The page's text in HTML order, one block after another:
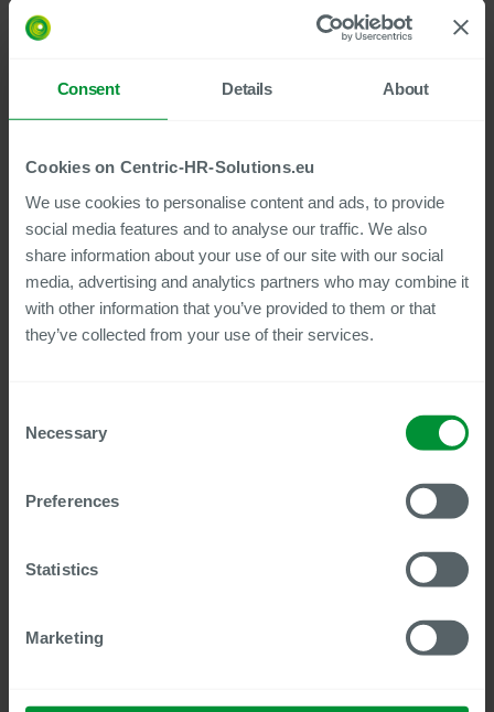
Consent Details About
Cookies on Centric-HR-Solutions.eu
We use cookies to personalise content and ads, to provide
social media features and to analyse our traffic. We also
share information about your use of our site with our social
media, advertising and analytics partners who may combine it
with other information that you’ve provided to them or that
they’ve collected from your use of their services.
Selection
Necessary
Preferences
Statistics
Marketing
optimiert, sondern mit innovativen Technologien wie KI und
Automatisierung neue Maßstäbe setzt. Profitieren Sie von Best
sicherer und einfacher gestalten können.
Mehr als nur ein Archiv: Was Anwender 2025 von ihrer
digitalen Personalakte erwarten sollten
Employee File – das ist neu: Release-Preview und neue
Features 2025
Wie sich Look & Feel einer modernen Aktenlösung darstellt
Best Practice: Wie Unternehmen die Centric Employee File in
Wie Anwender von den kontinuierlichen Verbesserungen
Zielgruppe: